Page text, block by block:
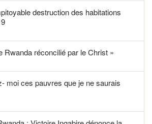
destruction des habitations
Rwanda réconcilié par le Christ »
moi ces pauvres que je ne saurais